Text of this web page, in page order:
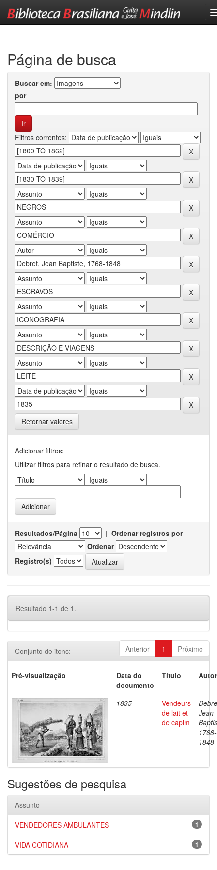
Página de busca
Buscar em:
por
Filtros correntes:
Retornar valores
Adicionar filtros:
Utilizar filtros para refinar o resultado de busca.
Resultados/Página | Ordenar registros por
Ordenar
Registro(s)
Resultado 1-1 de 1.
Anterior 1 Próximo
Conjunto de itens:
Pré-visualização
Data do
documento
Título
1835
Vendeurs
de lait et
de capim
Jean
1768-
1848
Sugestões de pesquisa
Assunto
1
VENDEDORES AMBULANTES
1
VIDA COTIDIANA